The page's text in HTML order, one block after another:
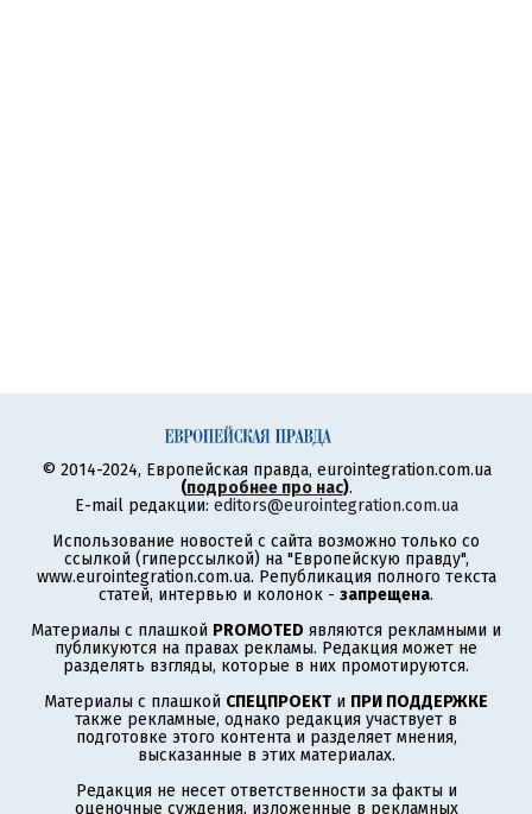
© 2014-2024, Европейская правда, eurointegration.com.ua
(подробнее про нас).
E-mail редакции: editors@eurointegration.com.ua
Использование новостей с сайта возможно только со
ссылкой (гиперссылкой) на "Европейскую правду",
www.eurointegration.com.ua. Републикация полного текста
статей, интервью и колонок - запрещена.
Материалы с плашкой PROMOTED являются рекламными и
публикуются на правах рекламы. Редакция может не
разделять взгляды, которые в них промотируются.
Материалы с плашкой СПЕЦПРОЕКТ и ПРИ ПОДДЕРЖКЕ
также рекламные, однако редакция участвует в
подготовке этого контента и разделяет мнения,
высказанные в этих материалах.
Редакция не несет ответственности за факты и
оценочные суждения, изложенные в рекламных